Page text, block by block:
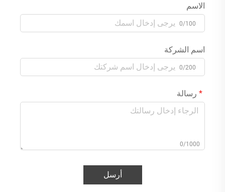
الاسم
0/100
اسم الشركة
0/200
رسالة
0/1000
أرسل